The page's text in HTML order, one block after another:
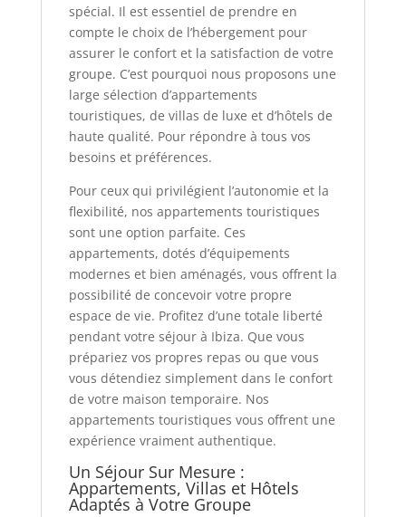
spécial. Il est essentiel de prendre en
compte le choix de l’hébergement pour
assurer le confort et la satisfaction de votre
groupe. C’est pourquoi nous proposons une
large sélection d’appartements
touristiques, de villas de luxe et d’hôtels de
haute qualité. Pour répondre à tous vos
besoins et préférences.
Pour ceux qui privilégient l’autonomie et la
flexibilité, nos appartements touristiques
sont une option parfaite. Ces
appartements, dotés d’équipements
modernes et bien aménagés, vous offrent la
possibilité de concevoir votre propre
espace de vie. Profitez d’une totale liberté
pendant votre séjour à Ibiza. Que vous
prépariez vos propres repas ou que vous
vous détendiez simplement dans le confort
de votre maison temporaire. Nos
appartements touristiques vous offrent une
expérience vraiment authentique.
Un Séjour Sur Mesure :
Appartements, Villas et Hôtels
Adaptés à Votre Groupe